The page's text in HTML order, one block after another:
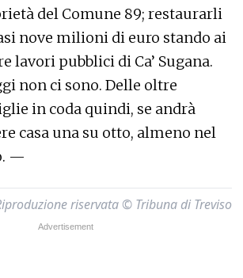
del Comune 89; restaurarli
nove milioni di euro stando ai
lavori pubblici di Ca’ Sugana.
non ci sono. Delle oltre
in coda quindi, se andrà
casa una su otto, almeno nel
—
riservata © Tribuna di Treviso